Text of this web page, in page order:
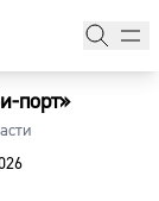
порт»